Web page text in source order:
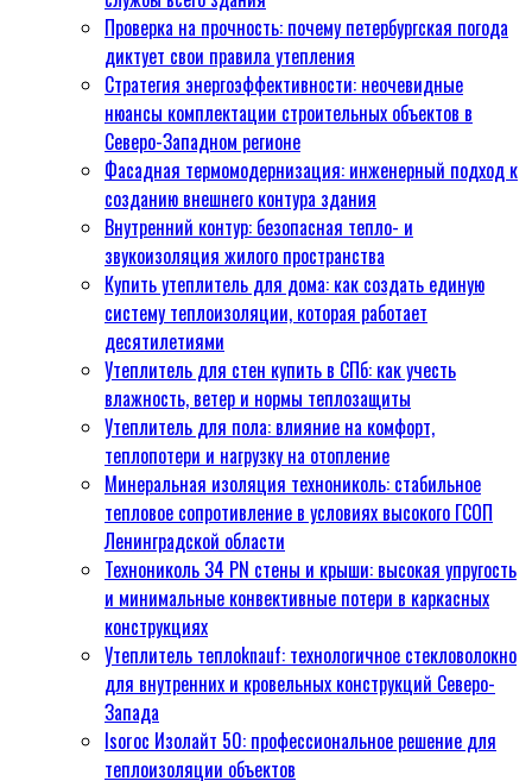
Теплокнауф для перекрытий
купить прямо сейчас?
Ваш дом под защитой: почему
утеплитель — это в первую
очередь телохранитель, а не
«одеяло»
Стены вашего дома: почему
«шубу» нужно надевать
снаружи
Геометрия тепла: почему
утеплитель «сползает» в
стенах и как этого избежать
навсегда
Геометрия тепла: почему
минеральная вата Технониколь
Теплый каркас не сползает в
стенах
Теплокнауф для перекрытий:
технологичное решение для
вашего дома
Залог надёжности:
профессиональный взгляд на
кладочный раствор Основит
Монолитный тепловой барьер:
почему рулонный формат
выигрывает при утеплении
перекрытий
Проверка на прочность: почему петербургская погода
диктует свои правила утепления
Стратегия энергоэффективности: неочевидные
нюансы комплектации строительных объектов в
Северо-Западном регионе
Фасадная термомодернизация: инженерный подход к
созданию внешнего контура здания
Внутренний контур: безопасная тепло- и
звукоизоляция жилого пространства
Купить утеплитель для дома: как создать единую
систему теплоизоляции, которая работает
десятилетиями
Утеплитель для стен купить в СПб: как учесть
влажность, ветер и нормы теплозащиты
Утеплитель для пола: влияние на комфорт,
теплопотери и нагрузку на отопление
Минеральная изоляция технониколь: стабильное
тепловое сопротивление в условиях высокого ГСОП
Ленинградской области
Технониколь 34 PN стены и крыши: высокая упругость
и минимальные конвективные потери в каркасных
конструкциях
Утеплитель теплоknauf: технологичное стекловолокно
для внутренних и кровельных конструкций Северо-
Запада
Isoroc Изолайт 50: профессиональное решение для
теплоизоляции объектов